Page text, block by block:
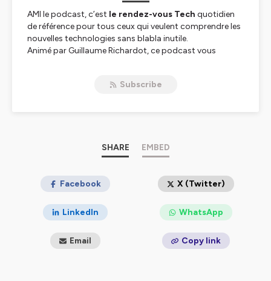
AMI le podcast, c’est le rendez-vous Tech quotidien
de référence pour tous ceux qui veulent comprendre les
nouvelles technologies sans blabla inutile.
Animé par Guillaume Richardot, ce podcast vous
avancées en hardware, impacts sociétaux de la tech,
veulent rester à la pointe sans y passer des heures. Un
vrai « réacteur » d’infos tech en constante évolution !
Hébergé par Ausha. Visitez
ausha.co/politique-de-
Subscribe
SHARE EMBED
Facebook X (Twitter)
LinkedIn WhatsApp
Email Copy link